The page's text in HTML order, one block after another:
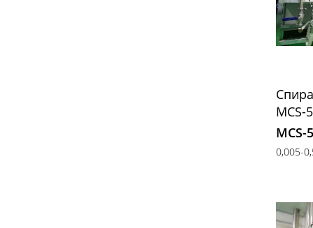
MCS-
MCS-
0,005-